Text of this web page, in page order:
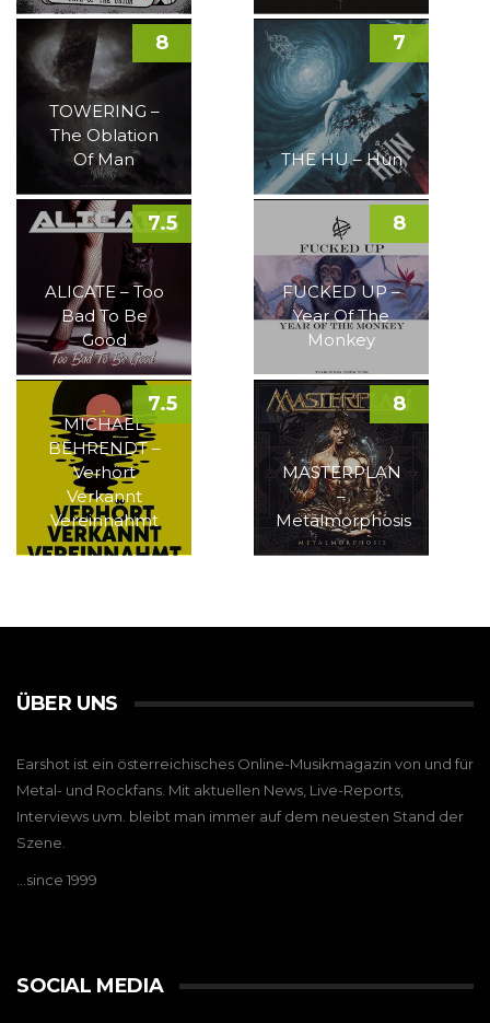
TOWERING –
The Oblation
Of Man
8
THE HU – Hun
7
ALICATE – Too
Bad To Be
Good
7.5
FUCKED UP –
Year Of The
Monkey
8
MICHAEL
BEHRENDT –
Verhört
Verkannt
Vereinnahmt
7.5
MASTERPLAN
–
Metalmorphosis
8
ÜBER UNS
Earshot ist ein österreichisches Online-Musikmagazin von und für
Metal- und Rockfans. Mit aktuellen News, Live-Reports,
Interviews uvm. bleibt man immer auf dem neuesten Stand der
Szene.
…since 1999
SOCIAL MEDIA